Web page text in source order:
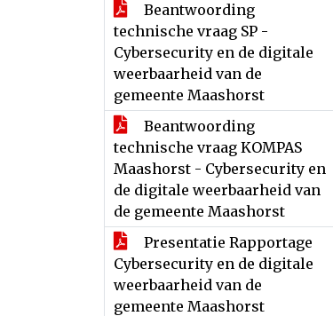
Beantwoording
technische vraag SP -
Cybersecurity en de digitale
weerbaarheid van de
gemeente Maashorst
Beantwoording
technische vraag KOMPAS
Maashorst - Cybersecurity en
de digitale weerbaarheid van
de gemeente Maashorst
Presentatie Rapportage
Cybersecurity en de digitale
weerbaarheid van de
gemeente Maashorst